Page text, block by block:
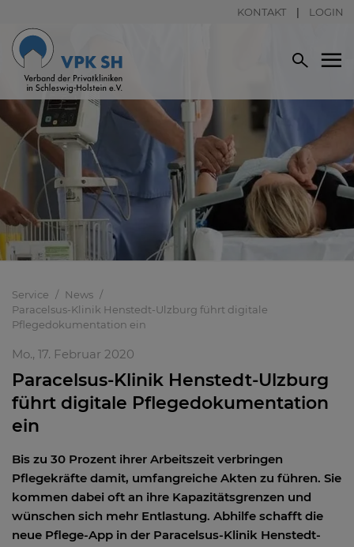
KONTAKT LOGIN
Service
News
Paracelsus-Klinik Henstedt-Ulzburg führt digitale
Pflegedokumentation ein
Mo., 17. Februar 2020
Paracelsus-Klinik Henstedt-Ulzburg
führt digitale Pflegedokumentation
ein
Bis zu 30 Prozent ihrer Arbeitszeit verbringen
Pflegekräfte damit, umfangreiche Akten zu führen. Sie
kommen dabei oft an ihre Kapazitätsgrenzen und
wünschen sich mehr Entlastung. Abhilfe schafft die
neue Pflege-App in der Paracelsus-Klinik Henstedt-